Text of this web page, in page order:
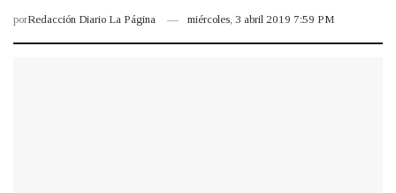
porRedacción Diario La Página miércoles, 3 abril 2019 7:59 PM